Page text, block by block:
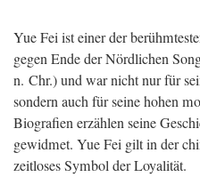
Yue Fei ist einer der
gegen Ende der Nördlichen
n. Chr.) und war nicht nur für
sondern auch für seine hohen
Biografien erzählen seine
gewidmet. Yue Fei gilt in der
zeitloses Symbol der Loyalität.